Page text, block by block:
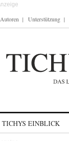
Autoren Unterstützung
TICHYS EINBLICK